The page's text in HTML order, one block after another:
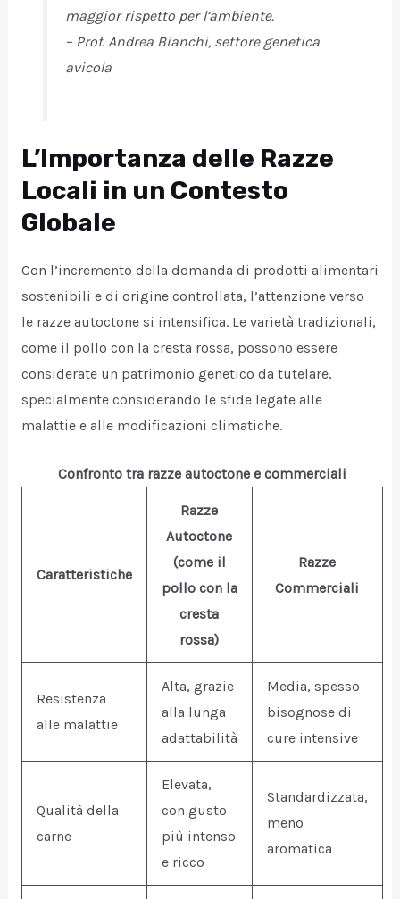
maggior rispetto per l’ambiente.
– Prof. Andrea Bianchi, settore genetica
avicola
L’Importanza delle Razze
Locali in un Contesto
Globale
Con l’incremento della domanda di prodotti alimentari
sostenibili e di origine controllata, l’attenzione verso
le razze autoctone si intensifica. Le varietà tradizionali,
come il pollo con la cresta rossa, possono essere
considerate un patrimonio genetico da tutelare,
specialmente considerando le sfide legate alle
malattie e alle modificazioni climatiche.
Confronto tra razze autoctone e commerciali
Caratteristiche
Razze
Autoctone
(come il
pollo con la
cresta
rossa)
Razze
Commerciali
Resistenza
alle malattie
Alta, grazie
alla lunga
adattabilità
Media, spesso
bisognose di
cure intensive
Qualità della
carne
Elevata,
con gusto
più intenso
e ricco
Standardizzata,
meno
aromatica